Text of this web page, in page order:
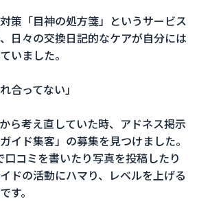
策「目神の処方箋」というサービス
日々の交換日記的なケアが自分には
いました。
合ってない」
ら考え直していた時、アドネス掲示
イド集客」の募集を見つけました。
コミを書いたり写真を投稿したり
ドの活動にハマり、レベルを上げる
す。